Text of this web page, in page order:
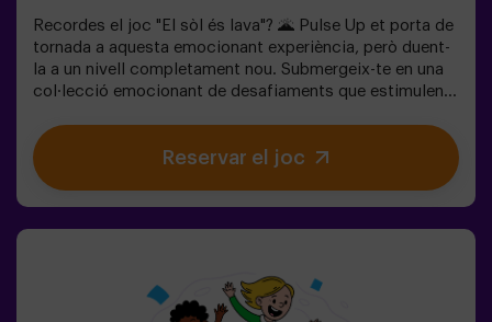
Recordes el joc "El sòl és lava"? 🌋 Pulse Up et porta de
tornada a aquesta emocionant experiència, però duent-
la a un nivell completament nou. Submergeix-te en una
col·lecció emocionant de desafiaments que estimulen
dificultat per adaptar-se a tots els nivells d’habilitat.40
jocs únics que mantenen l’emoció i la diversió.2 sales
disponibles, inclòs el mode combat per a fins a 12
Up t'ofereix una experiència única que combina activitat
física i tecnologia, on la col·laboració és clau. 🏆I el
Reservar el joc